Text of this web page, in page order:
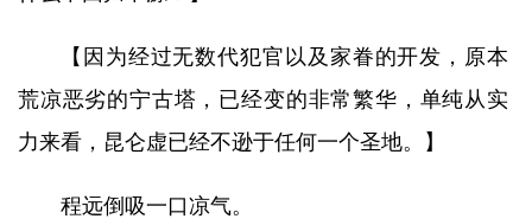
【因为经过无数代犯官以及家眷的开发，原本
荒凉恶劣的宁古塔，已经变的非常繁华，单纯从实
力来看，昆仑虚已经不逊于任何一个圣地。】
程远倒吸一口凉气。